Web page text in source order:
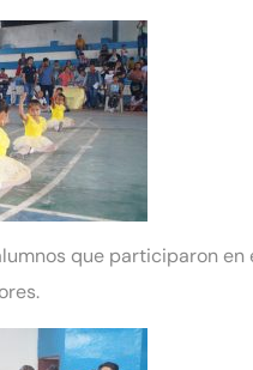
que participaron